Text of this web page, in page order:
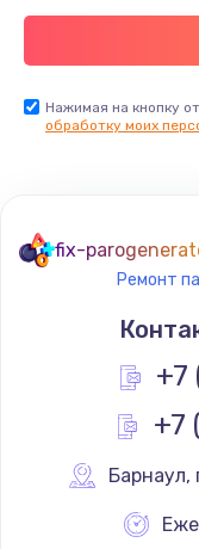
Нажимая на кнопку
обработку моих
fix-
Ремонт
+7
+7
Барнаул,